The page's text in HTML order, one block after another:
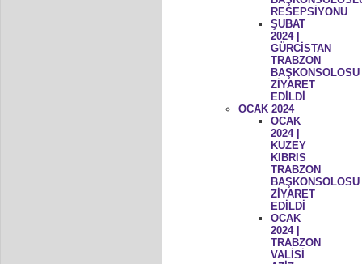
RESEPSİYONU
ŞUBAT
2024 |
GÜRCİSTAN
TRABZON
BAŞKONSOLOSU
ZİYARET
EDİLDİ
OCAK 2024
OCAK
2024 |
KUZEY
KIBRIS
TRABZON
BAŞKONSOLOSU
ZİYARET
EDİLDİ
OCAK
2024 |
TRABZON
VALİSİ